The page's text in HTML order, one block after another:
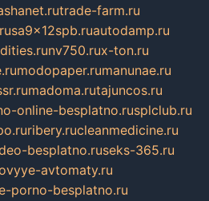
trade-farm.ru
autodamp.ru
nv750.rux-ton.ru
modopaper.rumanunae.ru
madoma.rutajuncos.ru
online-besplatno.rusplclub.ru
ribery.rucleanmedicine.ru
besplatno.ruseks-365.ru
avtomaty.ru
porno-besplatno.ru